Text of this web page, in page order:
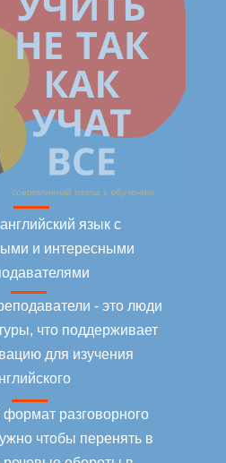
язык с
и интересными
разговорного
чтобы перенять в
- это люди
что поддерживает
для изучения